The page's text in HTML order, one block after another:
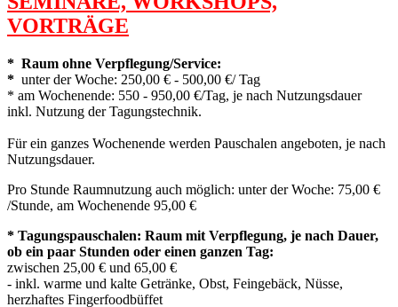
VORTRÄGE
* Raum ohne Verpflegung/Service:
* unter der Woche: 250,00 € - 500,00 €/ Tag
* am Wochenende: 550 - 950,00 €/Tag, je nach Nutzungsdauer
inkl. Nutzung der Tagungstechnik.
Für ein ganzes Wochenende werden Pauschalen angeboten, je nach
Nutzungsdauer.
Pro Stunde Raumnutzung auch möglich: unter der Woche: 75,00 €
/Stunde, am Wochenende 95,00 €
* Tagungspauschalen: Raum mit Verpflegung, je nach Dauer,
ob ein paar Stunden oder einen ganzen Tag:
zwischen 25,00 € und 65,00 €
- inkl. warme und kalte Getränke, Obst, Feingebäck, Nüsse,
herzhaftes Fingerfoodbüffet